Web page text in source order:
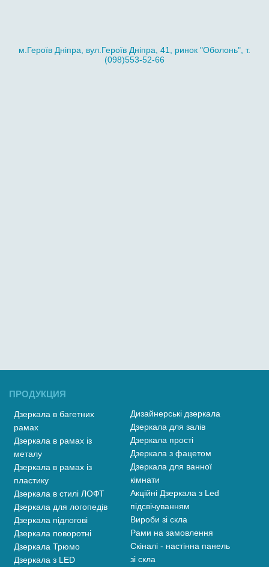
м.Героїв Дніпра, вул.Героїв Дніпра, 41, ринок "Оболонь", т.
(098)553-52-66
ПРОДУКЦИЯ
Дзеркала в багетних
рамах
Дзеркала в рамах із
металу
Дзеркала в рамах із
пластику
Дзеркала в стилі ЛОФТ
Дзеркала для логопедів
Дзеркала підлогові
Дзеркала поворотні
Дзеркала Трюмо
Дзеркала з LED
Дизайнерські дзеркала
Дзеркала для залів
Дзеркала прості
Дзеркала з фацетом
Дзеркала для ванної
кімнати
Акційні Дзеркала з Led
підсвічуванням
Вироби зі скла
Рами на замовлення
Скіналі - настінна панель
зі скла